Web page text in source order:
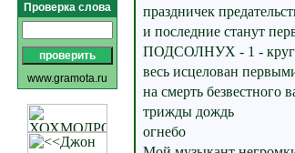
Проверка слова
www.gramota.ru
праздничек
и последние станут
ПОДСОЛНУХ - 1 - круг
весь исцелован
на смерть безвестного
трижды дождь
огнебо